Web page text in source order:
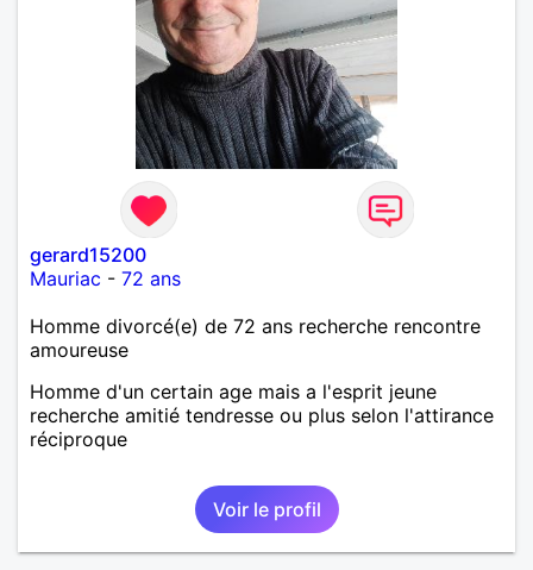
gerard15200
Mauriac - 72 ans
Homme divorcé(e) de 72 ans recherche rencontre
amoureuse
Homme d'un certain age mais a l'esprit jeune
recherche amitié tendresse ou plus selon l'attirance
réciproque
Voir le profil